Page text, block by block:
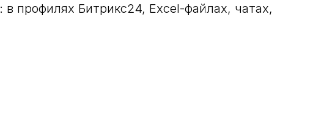
профилях Битрикс24, Excel-файлах, чатах,